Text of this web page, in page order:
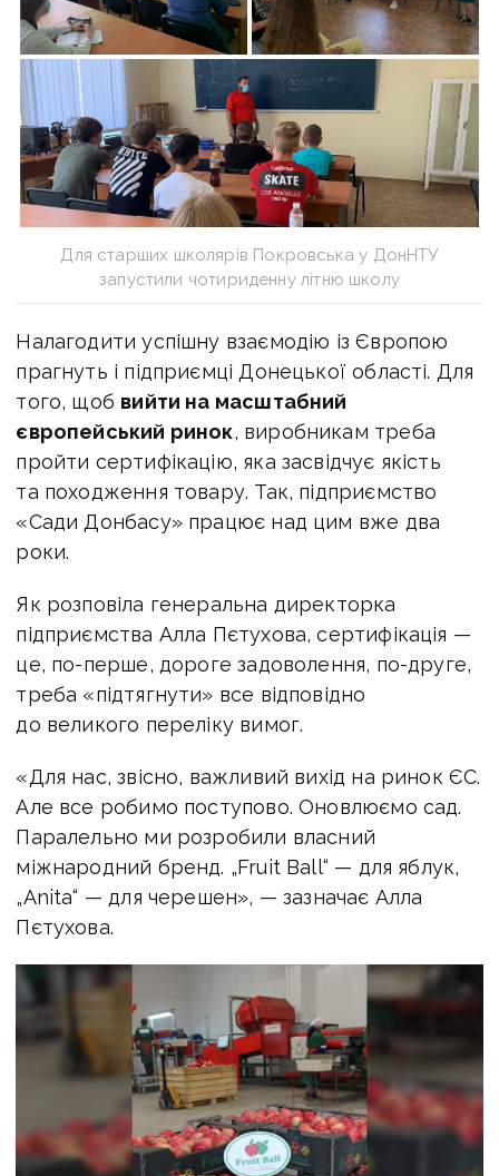
Для старших школярів Покровська у ДонНТУ
запустили чотириденну літню школу
Налагодити успішну взаємодію із Європою
прагнуть і підприємці Донецької області. Для
того, щоб вийти на масштабний
європейський ринок, виробникам треба
пройти сертифікацію, яка засвідчує якість
та походження товару. Так, підприємство
«Сади Донбасу» працює над цим вже два
роки.
Як розповіла генеральна директорка
підприємства Алла Пєтухова, сертифікація —
це, по-перше, дороге задоволення, по-друге,
треба «підтягнути» все відповідно
до великого переліку вимог.
«Для нас, звісно, важливий вихід на ринок ЄС.
Але все робимо поступово. Оновлюємо сад.
Паралельно ми розробили власний
міжнародний бренд. „Fruit Ball“ — для яблук,
„Anita“ — для черешен», — зазначає Алла
Пєтухова.